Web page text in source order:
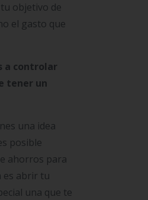
objetivo de
el gasto que
a controlar
tener un
una idea
posible
ahorros para
es abrir tu
una que te